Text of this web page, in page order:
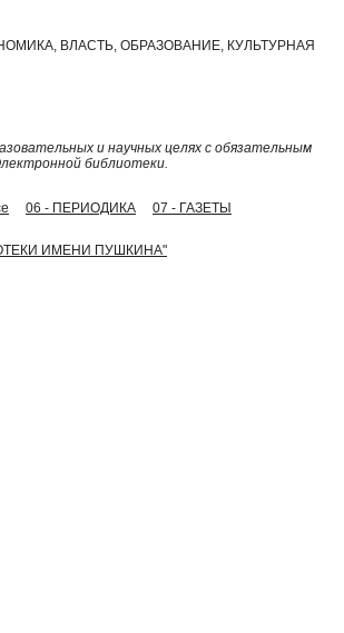
ВЛАСТЬ, ОБРАЗОВАНИЕ, КУЛЬТУРНАЯ
и научных целях с обязательным
библиотеки.
06 - ПЕРИОДИКА
07 - ГАЗЕТЫ
ИМЕНИ ПУШКИНА"